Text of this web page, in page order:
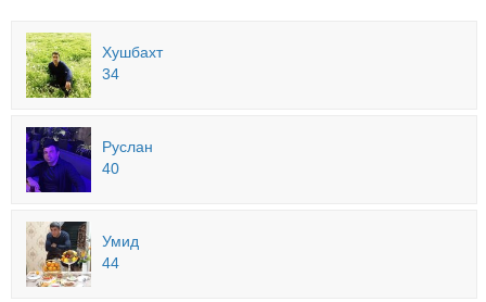
Хушбахт
34
Руслан
40
Умид
44